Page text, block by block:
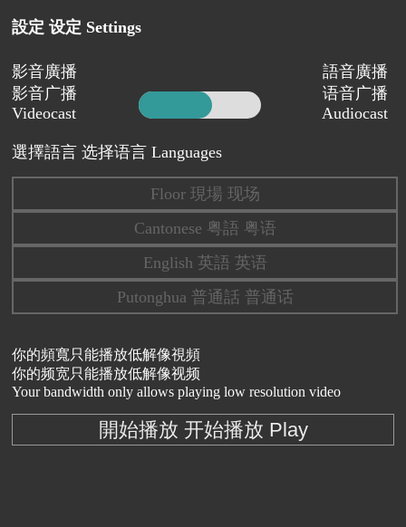
設定 设定 Settings
影音廣播
影音广播
Videocast
語音廣播
语音广播
Audiocast
選擇語言 选择语言 Languages
Floor 現場 现场
Cantonese 粤語 粤语
English 英語 英语
Putonghua 普通話 普通话
你的頻寬只能播放低解像視頻
你的频宽只能播放低解像视频
Your bandwidth only allows playing low resolution video
開始播放 开始播放 Play